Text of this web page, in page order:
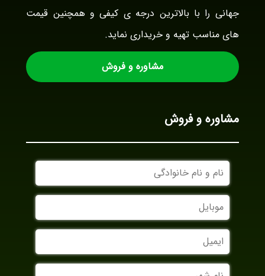
جهانی را با بالاترین درجه ی کیفی و همچنین قیمت
های مناسب تهیه و خریداری نماید.
مشاوره و فروش
مشاوره و فروش
نام
و
نام
خانوادگی
موبایل
ایمیل
نام